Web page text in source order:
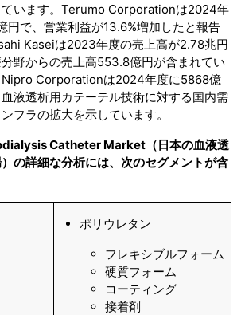
ています。Terumo Corporationは2024年
円で、営業利益が13.6%増加したと報告
Kaseiは2023年度の売上高が2.78兆円
野からの売上高553.8億円が含まれてい
Nipro Corporationは2024年度に5868億
液透析用カテーテル技術に対する国内需
フラの拡大を示しています。
Catheter Market（日本の血液透
の詳細な分析には、次のセグメントが含
ポリウレタン
フレキシブルフォーム
硬質フォーム
コーティング
接着剤